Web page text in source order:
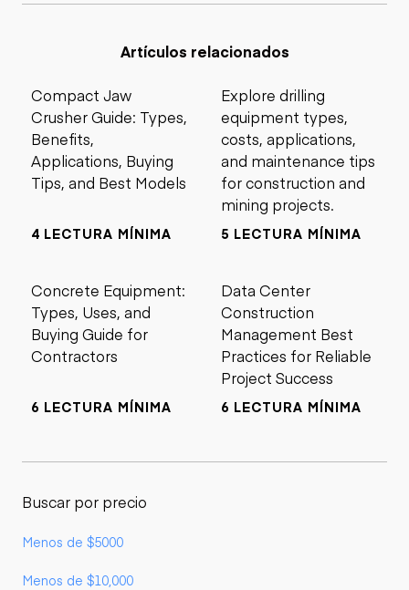
Artículos relacionados
Compact Jaw
Crusher Guide: Types,
Benefits,
Applications, Buying
Tips, and Best Models
4 LECTURA MÍNIMA
Explore drilling
equipment types,
costs, applications,
and maintenance tips
for construction and
mining projects.
5 LECTURA MÍNIMA
Concrete Equipment:
Types, Uses, and
Buying Guide for
Contractors
6 LECTURA MÍNIMA
Data Center
Construction
Management Best
Practices for Reliable
Project Success
6 LECTURA MÍNIMA
Buscar por precio
Menos de $5000
Menos de $10,000